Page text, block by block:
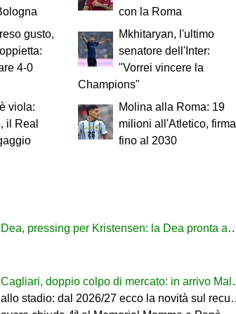
con la Roma
gusto,
4-0
Mkhitaryan, l'ultimo
senatore dell'Inter:
"Vorrei vincere la
Champions"
viola:
il Real
Molina alla Roma: 19
milioni all'Atletico, firma
fino al 2030
Dea, pressing per Kristensen: la Dea pronta ad alzare l'offerta all'Udinese
Cagliari, doppio colpo di mercato: in arrivo Maldini e Kevin Carlos
stadio: dal 2026/27 ecco la novità sul recupero